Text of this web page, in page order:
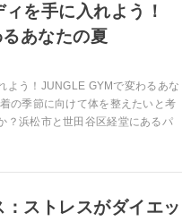
を手に入れよう！
あなたの夏
よう！JUNGLE GYMで変わるあな
の季節に向けて体を整えたいと考
？浜松市と世田谷区経堂にあるパ
ストレスがダイエッ